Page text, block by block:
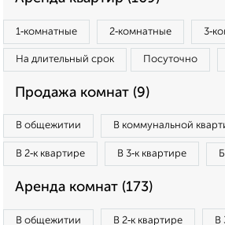
1‑комнатные 2‑комнатные
На длительный срок Посуточно
Продажа комнат (9)
В общежитии В коммунальной
В 2‑к квартире В 3‑к квартире
Аренда комнат (173)
В общежитии В 2‑к квартире В